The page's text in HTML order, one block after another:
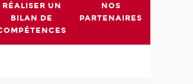
RÉALISER UN
BILAN DE
NOS
PARTENAIRES